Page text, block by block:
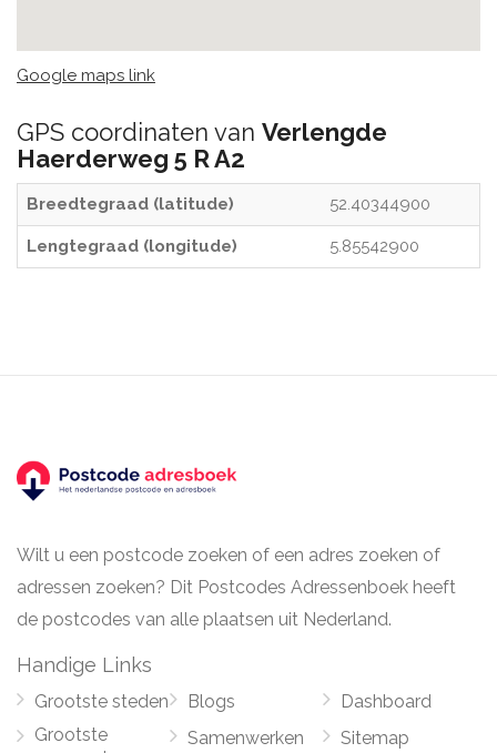
Google maps link
GPS coordinaten van Verlengde
Haerderweg 5 R A2
Breedtegraad (latitude) 52.40344900
Lengtegraad (longitude) 5.85542900
Wilt u een postcode zoeken of een adres zoeken of
adressen zoeken? Dit Postcodes Adressenboek heeft
de postcodes van alle plaatsen uit Nederland.
Handige Links
Grootste steden
Grootste
Blogs
Samenwerken
Dashboard
Sitemap